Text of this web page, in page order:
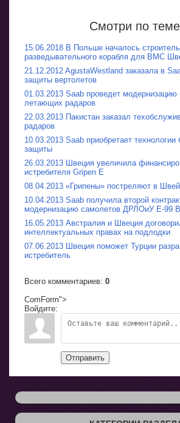
Смотри по
15.06.2018 В Польше началось
разведывательного корабля для ВМС
21.12.2012 AgustaWestland заказала в
защиты вертолетов
01.03.2013 Saab проведет модернизацию
летающих радаров
22.03.2013 Пакистан заказал
радаров
10.03.2013 Saab приобретает технологии
защиты
26.03.2013 Швеция увеличила
истребителя Gripen E
08.04.2013 «Грипены» постреляют в
10.04.2013 Saab получила второй
модернизацию самолетов ДРЛОиУ E-99
16.05.2013 Австралия и Швеция
интеллектуальных правах на подлодки
07.06.2013 Швеция поможет Турции
истребитель
Всего комментариев: 0
ComForm">
Войдите:
Отправить